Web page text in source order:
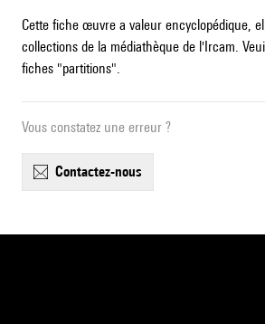
Cette fiche œuvre a valeur encyclopédique,
collections de la médiathèque de l'Ircam.
fiches "partitions".
Vous constatez une erreur ?
contactez-nous